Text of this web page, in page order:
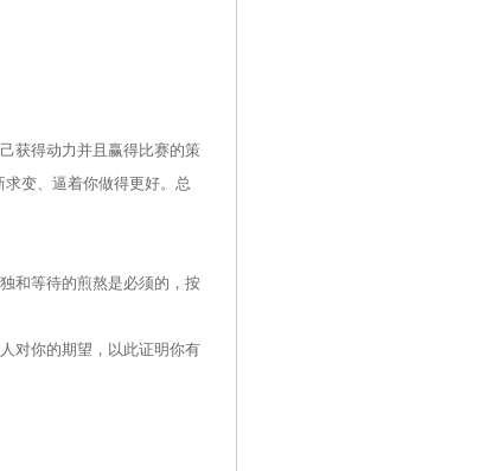
获得动力并且赢得比赛的策
变、逼着你做得更好。总
和等待的煎熬是必须的，按
对你的期望，以此证明你有